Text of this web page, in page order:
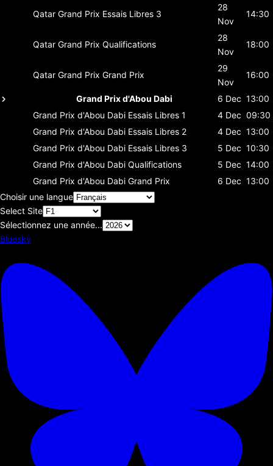
Qatar Grand Prix Essais Libres 3
28
Nov
14:30
Qatar Grand Prix Qualifications
28
Nov
18:00
Qatar Grand Prix Grand Prix
29
Nov
16:00
Grand Prix d'Abou Dabi 6 Dec 13:00
Grand Prix d'Abou Dabi Essais Libres 1 4 Dec 09:30
Grand Prix d'Abou Dabi Essais Libres 2 4 Dec 13:00
Grand Prix d'Abou Dabi Essais Libres 3 5 Dec 10:30
Grand Prix d'Abou Dabi Qualifications 5 Dec 14:00
Grand Prix d'Abou Dabi Grand Prix 6 Dec 13:00
Choisir une langue
Select Site
Sélectionnez une année...
Bluesky